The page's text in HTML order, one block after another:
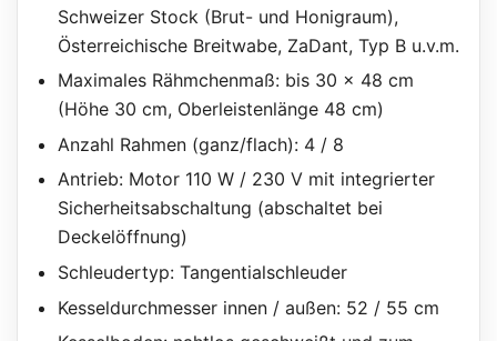
Schweizer Stock (Brut- und Honigraum),
Österreichische Breitwabe, ZaDant, Typ B u.v.m.
Maximales Rähmchenmaß: bis 30 x 48 cm
(Höhe 30 cm, Oberleistenlänge 48 cm)
Anzahl Rahmen (ganz/flach): 4 / 8
Antrieb: Motor 110 W / 230 V mit integrierter
Sicherheitsabschaltung (abschaltet bei
Deckelöffnung)
Schleudertyp: Tangentialschleuder
Kesseldurchmesser innen / außen: 52 / 55 cm